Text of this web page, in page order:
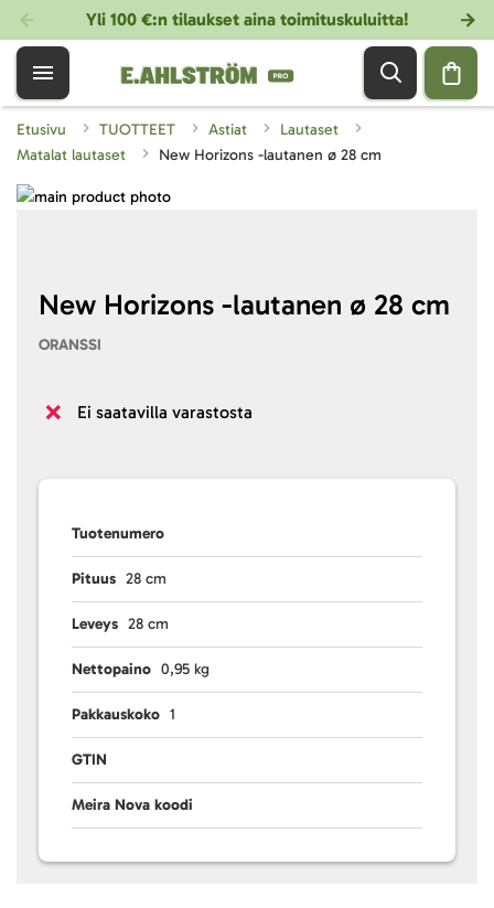
Yli 100 €:n tilaukset aina toimituskuluitta!
Etusivu TUOTTEET Astiat
Lautaset
Matalat lautaset
New Horizons -lautanen ø 28 cm
New Horizons -lautanen ø 28 cm
ORANSSI
Ei saatavilla varastosta
Tuotenumero
Pituus 28 cm
Leveys 28 cm
Nettopaino 0,95 kg
Pakkauskoko 1
GTIN
Meira Nova koodi
Skip
images
beginning